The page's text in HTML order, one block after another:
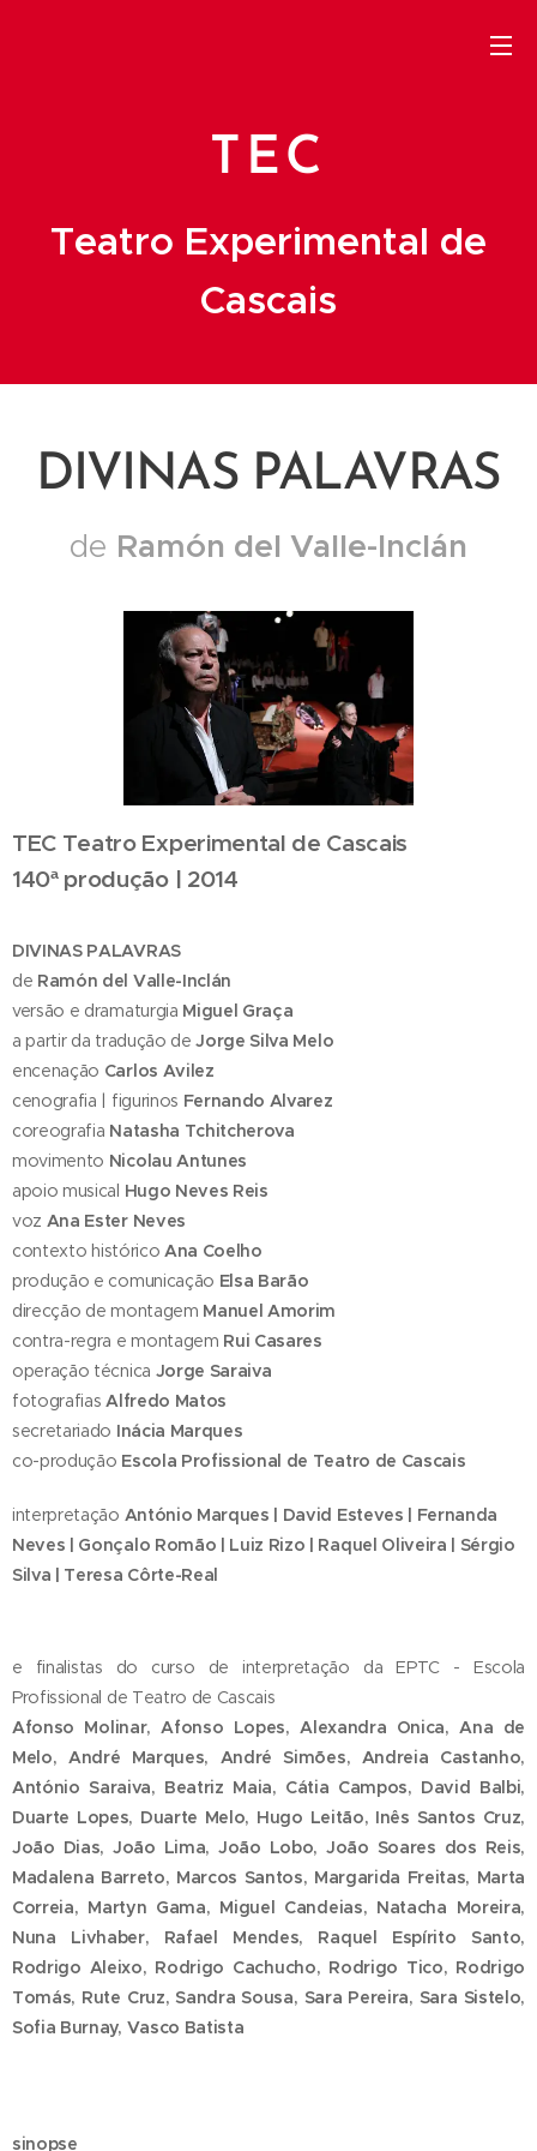
TEC
Teatro Experimental de
Cascais
DIVINAS PALAVRAS
de Ramón del Valle-Inclán
TEC Teatro Experimental de Cascais
140ª produção | 2014
DIVINAS PALAVRAS
de Ramón del Valle-Inclán
versão e dramaturgia Miguel Graça
a partir da tradução deJorge Silva Melo
encenação Carlos Avilez
cenografia | figurinos Fernando Alvarez
coreografia Natasha Tchitcherova
movimento Nicolau Antunes
apoio musical Hugo Neves Reis
voz Ana Ester Neves
contexto histórico Ana Coelho
produção e comunicação Elsa Barão
direcção de montagem Manuel Amorim
contra-regra e montagem Rui Casares
operação técnica Jorge Saraiva
fotografias Alfredo Matos
secretariado Inácia Marques
co-produção Escola Profissional de Teatro de Cascais
interpretação António Marques | David Esteves | Fernanda
Neves | Gonçalo Romão | Luiz Rizo | Raquel Oliveira | Sérgio
Silva | Teresa Côrte-Real
e finalistas do curso de interpretação da EPTC - Escola
Profissional de Teatro de Cascais
Afonso Molinar, Afonso Lopes, Alexandra Onica, Ana de
Melo, André Marques, André Simões, Andreia Castanho,
António Saraiva, Beatriz Maia, Cátia Campos, David Balbi,
Duarte Lopes, Duarte Melo, Hugo Leitão, Inês Santos Cruz,
João Dias, João Lima, João Lobo, João Soares dos Reis,
Madalena Barreto, Marcos Santos, Margarida Freitas, Marta
Correia, Martyn Gama, Miguel Candeias, Natacha Moreira,
Nuna Livhaber, Rafael Mendes, Raquel Espírito Santo,
Rodrigo Aleixo, Rodrigo Cachucho, Rodrigo Tico, Rodrigo
Tomás, Rute Cruz, Sandra Sousa, Sara Pereira, Sara Sistelo,
Sofia Burnay, Vasco Batista
sinopse